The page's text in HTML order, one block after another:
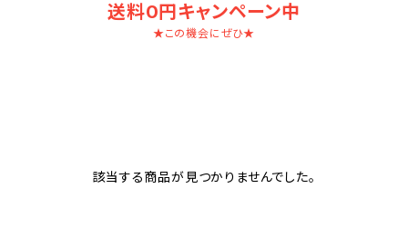
送料0円キャンペーン中
★この機会にぜひ★
該当する商品が見つかりませんでした。